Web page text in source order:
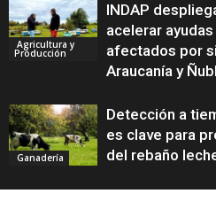
Agricultura y
Producción
INDAP
acelerar
afectados por
Araucanía y
Ganadería
Detección a
es clave para
del rebaño